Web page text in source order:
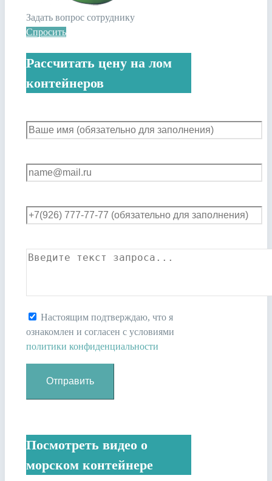
Задать вопрос сотруднику
Спросить
Рассчитать цену на лом
контейнеров
Настоящим подтверждаю, что я
ознакомлен и согласен с условиями
политики конфиденциальности
Посмотреть видео о
морском контейнере